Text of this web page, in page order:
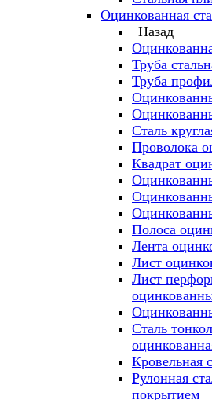
Оцинкованная
Назад
Труба
Труба
Сталь
Проволока
Квадрат
Полоса
Лента
Лист
Лист
Сталь
Кровельная
Рулонная
покрытием